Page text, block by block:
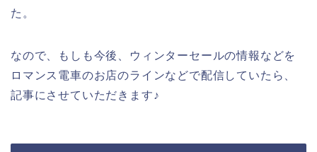
た。
なので、もしも今後、ウィンターセールの情報などを
ロマンス電車のお店のラインなどで配信していたら、
記事にさせていただきます♪